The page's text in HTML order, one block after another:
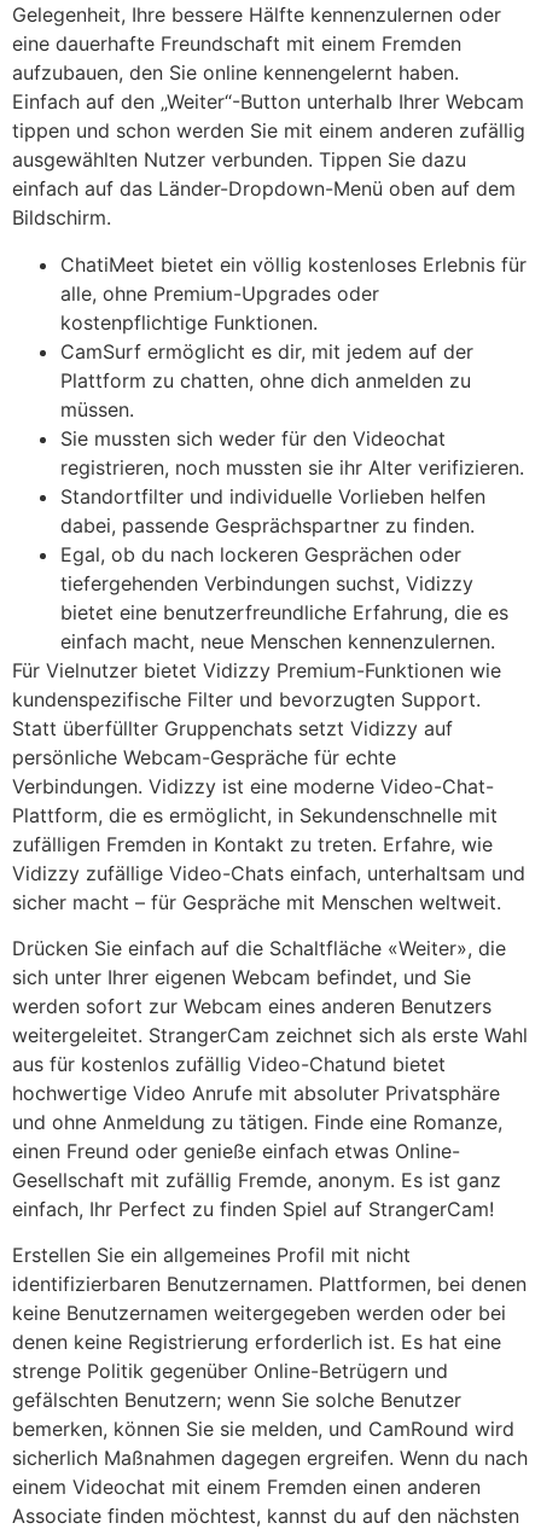
Gelegenheit, Ihre bessere Hälfte kennenzulernen oder
eine dauerhafte Freundschaft mit einem Fremden
aufzubauen, den Sie online kennengelernt haben.
Einfach auf den „Weiter“-Button unterhalb Ihrer Webcam
tippen und schon werden Sie mit einem anderen zufällig
ausgewählten Nutzer verbunden. Tippen Sie dazu
einfach auf das Länder-Dropdown-Menü oben auf dem
Bildschirm.
ChatiMeet bietet ein völlig kostenloses Erlebnis für
alle, ohne Premium-Upgrades oder
kostenpflichtige Funktionen.
CamSurf ermöglicht es dir, mit jedem auf der
Plattform zu chatten, ohne dich anmelden zu
müssen.
Sie mussten sich weder für den Videochat
registrieren, noch mussten sie ihr Alter verifizieren.
Standortfilter und individuelle Vorlieben helfen
dabei, passende Gesprächspartner zu finden.
Egal, ob du nach lockeren Gesprächen oder
tiefergehenden Verbindungen suchst, Vidizzy
bietet eine benutzerfreundliche Erfahrung, die es
einfach macht, neue Menschen kennenzulernen.
Für Vielnutzer bietet Vidizzy Premium-Funktionen wie
kundenspezifische Filter und bevorzugten Support.
Statt überfüllter Gruppenchats setzt Vidizzy auf
persönliche Webcam-Gespräche für echte
Verbindungen. Vidizzy ist eine moderne Video-Chat-
Plattform, die es ermöglicht, in Sekundenschnelle mit
zufälligen Fremden in Kontakt zu treten. Erfahre, wie
Vidizzy zufällige Video-Chats einfach, unterhaltsam und
sicher macht – für Gespräche mit Menschen weltweit.
Drücken Sie einfach auf die Schaltfläche «Weiter», die
sich unter Ihrer eigenen Webcam befindet, und Sie
werden sofort zur Webcam eines anderen Benutzers
weitergeleitet. StrangerCam zeichnet sich als erste Wahl
aus für kostenlos zufällig Video-Chatund bietet
hochwertige Video Anrufe mit absoluter Privatsphäre
und ohne Anmeldung zu tätigen. Finde eine Romanze,
einen Freund oder genieße einfach etwas Online-
Gesellschaft mit zufällig Fremde, anonym. Es ist ganz
einfach, Ihr Perfect zu finden Spiel auf StrangerCam!
Erstellen Sie ein allgemeines Profil mit nicht
identifizierbaren Benutzernamen. Plattformen, bei denen
keine Benutzernamen weitergegeben werden oder bei
denen keine Registrierung erforderlich ist. Es hat eine
strenge Politik gegenüber Online-Betrügern und
gefälschten Benutzern; wenn Sie solche Benutzer
bemerken, können Sie sie melden, und CamRound wird
sicherlich Maßnahmen dagegen ergreifen. Wenn du nach
einem Videochat mit einem Fremden einen anderen
Associate finden möchtest, kannst du auf den nächsten